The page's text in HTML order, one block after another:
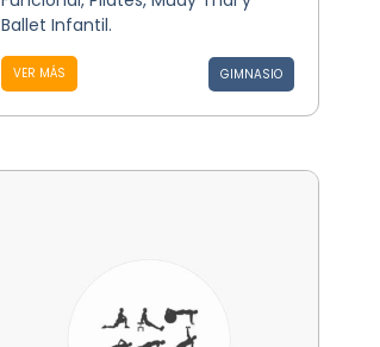
Ballet Infantil.
VER MÁS GIMNASIO